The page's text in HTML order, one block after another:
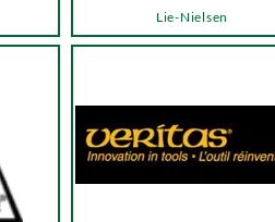
Lie-Nielsen